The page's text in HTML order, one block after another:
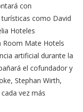
con
como David
Hoteles
Room Mate Hotels
artificial durante la
el cofundador y
Stephan Wirth,
vez más